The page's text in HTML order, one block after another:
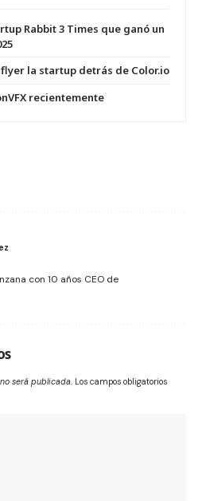
Rabbit 3 Times que ganó un
la startup detrás de Color.io
recientemente
con 10 años CEO de
será publicada. Los campos obligatorios